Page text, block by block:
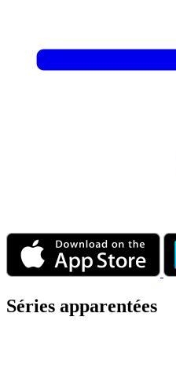
Séries apparentées